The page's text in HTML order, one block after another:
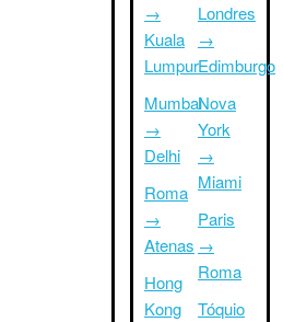
→
Kuala
Lumpur
Mumbai
→
Delhi
Roma
→
Atenas
Hong
Kong
Londres
→
Edimburgo
Nova
York
→
Miami
Paris
→
Roma
Tóquio